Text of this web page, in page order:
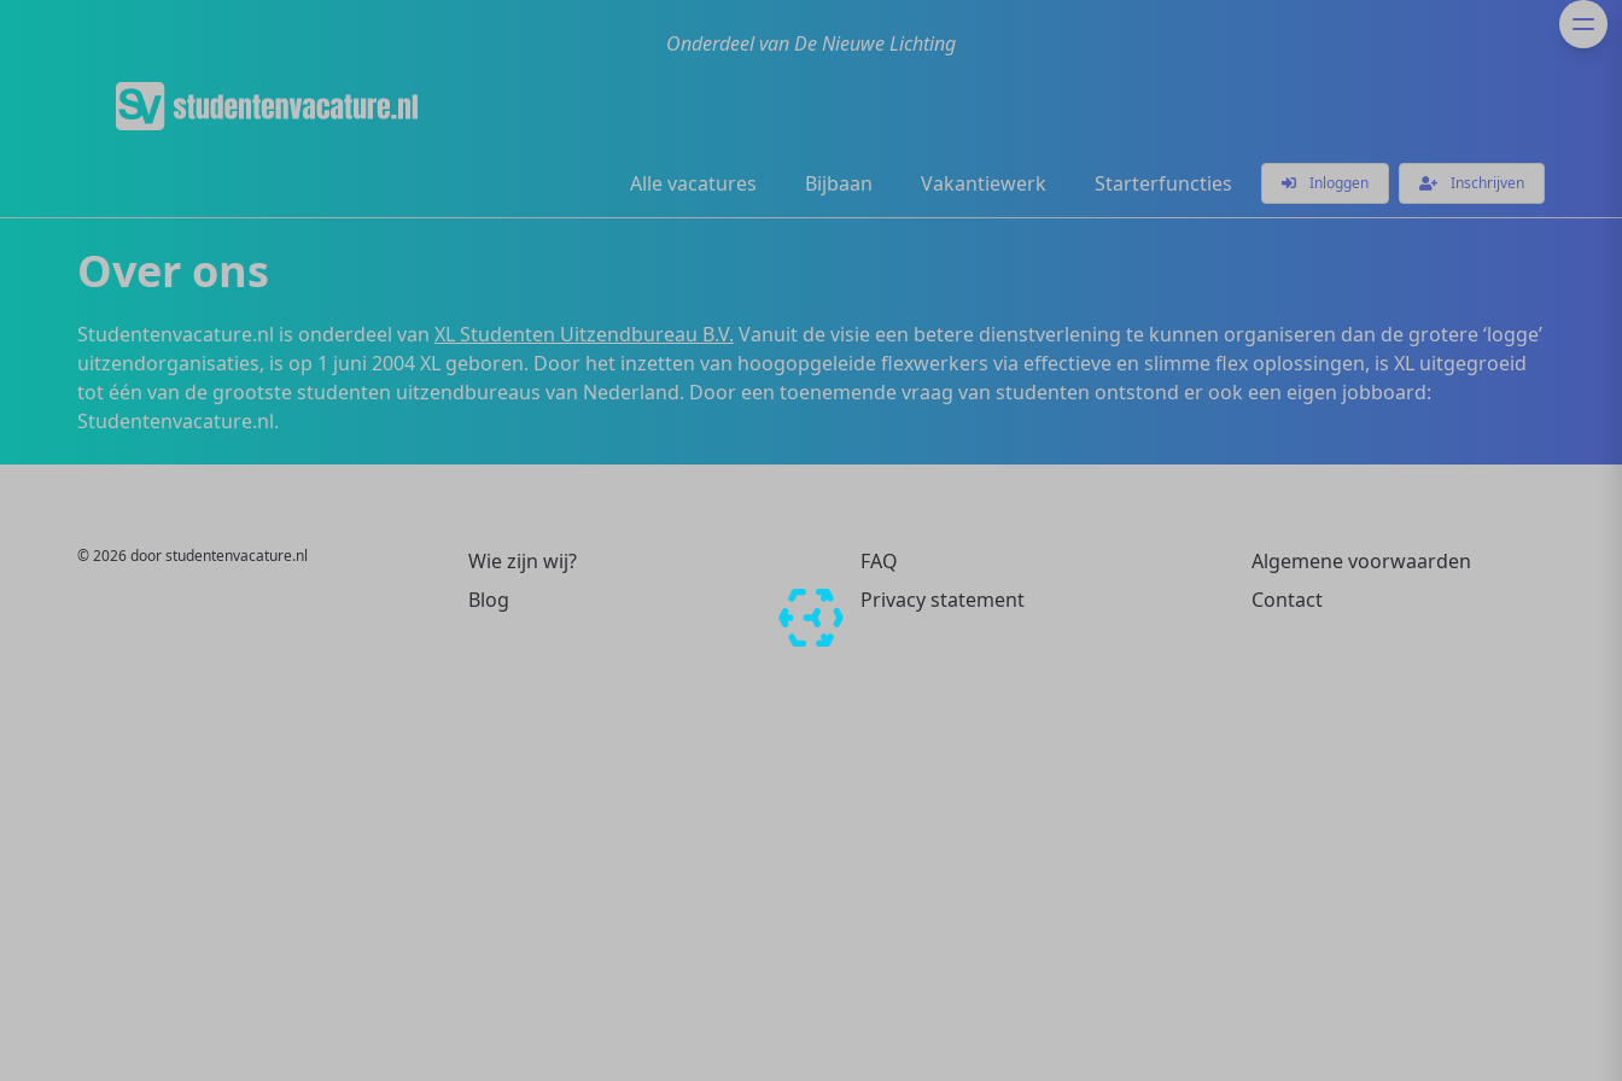
Onderdeel van De Nieuwe Lichting
Alle vacatures Bijbaan Vakantiewerk Starterfuncties Inloggen Inschrijven
Over ons
Studentenvacature.nl is onderdeel van XL Studenten Uitzendbureau B.V. Vanuit de visie een betere dienstverlening te kunnen organiseren dan de grotere ‘logge’
uitzendorganisaties, is op 1 juni 2004 XL geboren. Door het inzetten van hoogopgeleide flexwerkers via effectieve en slimme flex oplossingen, is XL uitgegroeid
tot één van de grootste studenten uitzendbureaus van Nederland. Door een toenemende vraag van studenten ontstond er ook een eigen jobboard:
Studentenvacature.nl.
© 2026 door studentenvacature.nl
Wie zijn wij?
Blog
FAQ
Privacy statement
Algemene voorwaarden
Contact